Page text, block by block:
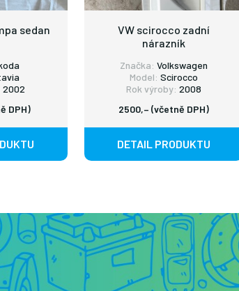
sedan
2002
DPH)
VW scirocco zadní
nárazník
Značka: Volkswagen
Model: Scirocco
Rok výroby: 2008
2500,– (včetně DPH)
DETAIL PRODUKTU